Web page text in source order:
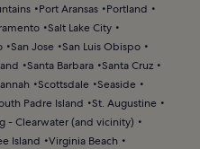
Port Aransas
Portland
Salt Lake City
San Jose San Luis Obispo
Santa Barbara Santa Cruz
Scottsdale Seaside
Padre Island
St. Augustine
- Clearwater (and vicinity)
Island
Virginia Beach